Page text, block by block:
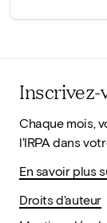
Chaque mois,
l'IRPA dans
En savoir plus
Droits d'auteur